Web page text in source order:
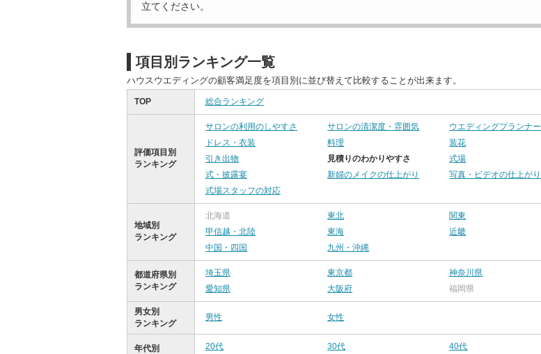
立てください。
項目別ランキング一覧
ハウスウエディングの顧客満足度を項目別に並び替えて比較することが出来ます。
TOP 総合ランキング
評価項目別
ランキング
サロンの利用のしやすさ サロンの清潔度・雰囲気
ウエディングプランナー
ドレス・衣装
料理
装花
引き出物
見積りのわかりやすさ
式場
式・披露宴
新婦のメイクの仕上がり
写真・ビデオの仕上がり
式場スタッフの対応
地域別
ランキング
北海道 東北
関東
甲信越・北陸
東海
近畿
中国・四国
九州・沖縄
都道府県別
ランキング
埼玉県 東京都
神奈川県
愛知県
大阪府 福岡県
男女別
ランキング
男性 女性
年代別
20代 30代
40代